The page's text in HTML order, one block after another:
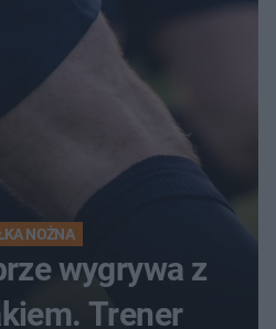
NOŻNA
wygrywa z
Trener